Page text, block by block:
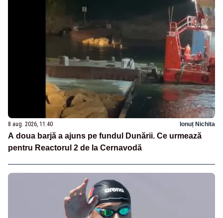
8 aug. 2026, 11:40 Ionuț Nichita
A doua barjă a ajuns pe fundul Dunării. Ce urmează
pentru Reactorul 2 de la Cernavodă